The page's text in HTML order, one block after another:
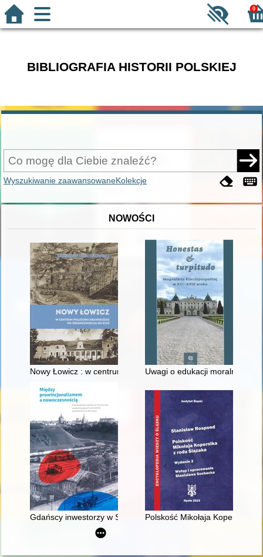
0
BIBLIOGRAFIA HISTORII POLSKIEJ
Wyszukiwanie zaawansowaneKolekcje
NOWOŚCI
Nowy Łowicz : w centrum poligonu drawskiego od
Uwagi o edukacji moralnej
Gdańscy inwestorzy w Sopocie : prestiż finansowy i
Polskość Mikołaja Kopernika z